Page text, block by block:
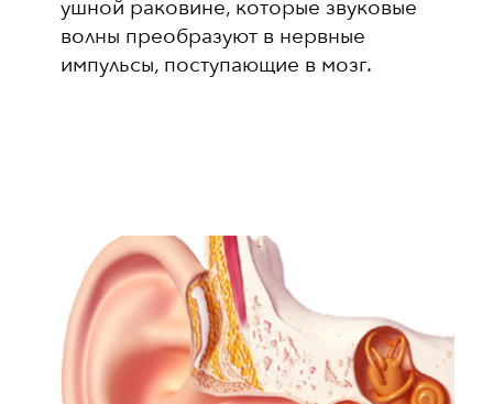
ушной раковине, которые звуковые
волны преобразуют в нервные
импульсы, поступающие в мозг.